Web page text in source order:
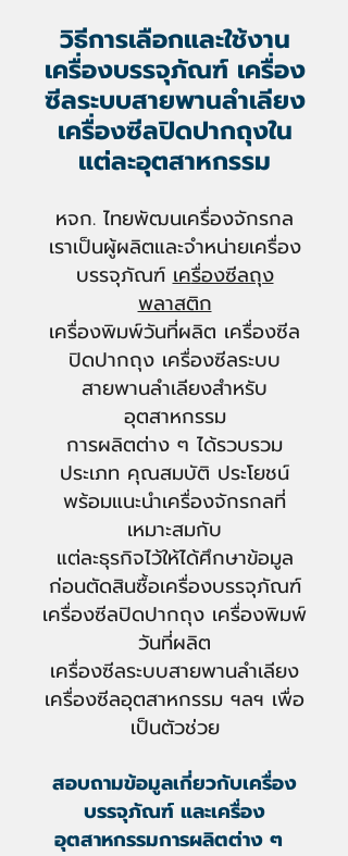
วิธีการเลือกและใช้งาน
เครื่องบรรจุภัณฑ์เครื่อง
ซีลระบบสายพานลำเลียง
เครื่องซีลปิดปากถุงใน
แต่ละอุตสาหกรรม
หจก. ไทยพัฒนเครื่องจักรกล
เราเป็นผู้ผลิตและจำหน่ายเครื่อง
บรรจุภัณฑ์ เครื่องซีลถุง
พลาสติก
เครื่องพิมพ์วันที่ผลิต เครื่องซีล
ปิดปากถุง เครื่องซีลระบบ
สายพานลำเลียงสำหรับ
อุตสาหกรรม
การผลิตต่าง ๆ ได้รวบรวม
ประเภท คุณสมบัติ ประโยชน์
พร้อมแนะนำเครื่องจักรกลที่
เหมาะสมกับ
แต่ละธุรกิจไว้ให้ได้ศึกษาข้อมูล
ก่อนตัดสินซื้อเครื่องบรรจุภัณฑ์
เครื่องซีลปิดปากถุง เครื่องพิมพ์
วันที่ผลิต
เครื่องซีลระบบสายพานลำเลียง
เครื่องซีลอุตสาหกรรม ฯลฯ เพื่อ
เป็นตัวช่วย
สอบถามข้อมูลเกี่ยวกับเครื่อง
บรรจุภัณฑ์ และเครื่อง
อุตสาหกรรมการผลิตต่าง ๆ